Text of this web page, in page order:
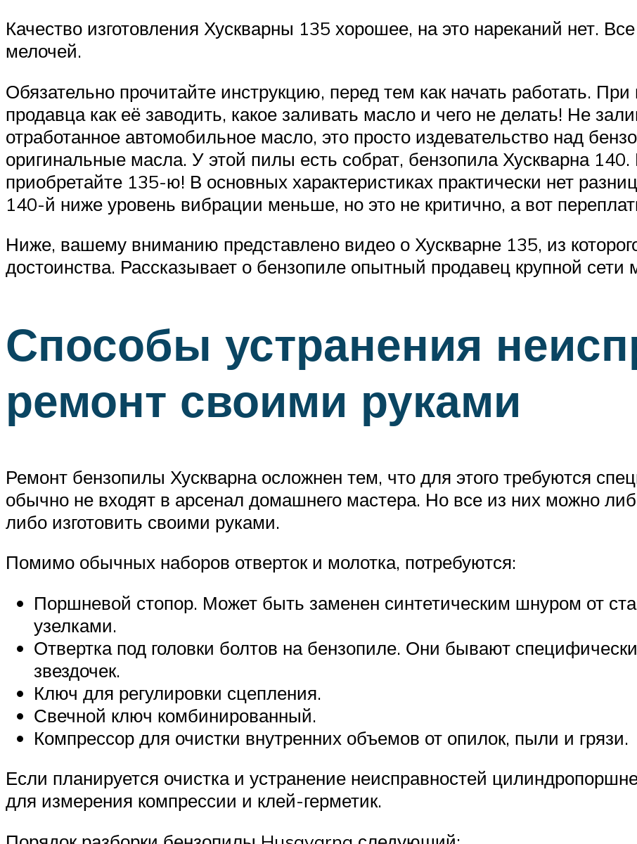
Качество изготовления Хускварны 135 хорошее, на это нареканий нет.
мелочей.
Обязательно прочитайте инструкцию, перед тем как начать работать.
продавца как её заводить, какое заливать масло и чего не делать! Не
отработанное автомобильное масло, это просто издевательство над
оригинальные масла. У этой пилы есть собрат, бензопила Хускварна 140.
приобретайте 135-ю! В основных характеристиках практически нет
140-й ниже уровень вибрации меньше, но это не критично, а вот
Ниже, вашему вниманию представлено видео о Хускварне 135, из
достоинства. Рассказывает о бензопиле опытный продавец крупной сети
Способы устранения
ремонт своими руками
Ремонт бензопилы Хускварна осложнен тем, что для этого требуются
обычно не входят в арсенал домашнего мастера. Но все из них можно
либо изготовить своими руками.
Помимо обычных наборов отверток и молотка, потребуются:
Поршневой стопор. Может быть заменен синтетическим шнуром от
узелками.
Отвертка под головки болтов на бензопиле. Они бывают
звездочек.
Ключ для регулировки сцепления.
Свечной ключ комбинированный.
Компрессор для очистки внутренних объемов от опилок, пыли и грязи.
Если планируется очистка и устранение неисправностей
для измерения компрессии и клей-герметик.